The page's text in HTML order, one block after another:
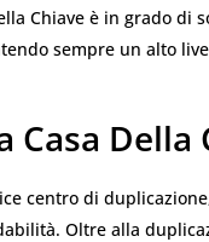
Chiave è in grado di
sempre un alto
Casa
centro di
Oltre alla